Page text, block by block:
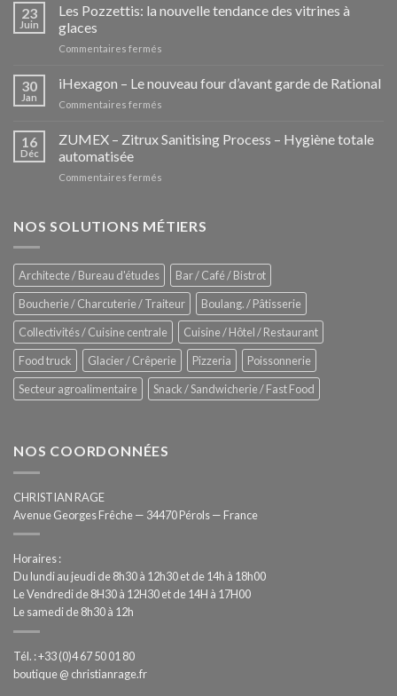
23
Juin
Les Pozzettis: la nouvelle tendance des vitrines à
glaces
Commentaires fermés
Pozzettis:
la
des
30
Jan
iHexagon – Le nouveau four d’avant garde de Rational
Commentaires fermés
–
Le
de
16
Déc
ZUMEX – Zitrux Sanitising Process – Hygiène totale
automatisée
Commentaires fermés
Zitrux
–
Hygiène
totale
automatisée
NOS SOLUTIONS MÉTIERS
Architecte / Bureau d'études
Bar / Café / Bistrot
Boucherie / Charcuterie / Traiteur
Boulang. / Pâtisserie
Collectivités / Cuisine centrale
Cuisine / Hôtel / Restaurant
Food truck
Glacier / Crêperie Pizzeria
Poissonnerie
Secteur agroalimentaire
Snack / Sandwicherie / Fast Food
NOS COORDONNÉES
CHRISTIAN RAGE
Avenue Georges Frêche — 34470 Pérols — France
Horaires :
Du lundi au jeudi de 8h30 à 12h30 et de 14h à 18h00
Le Vendredi de 8H30 à 12H30 et de 14H à 17H00
Le samedi de 8h30 à 12h
Tél. : +33 (0)4 67 50 01 80
boutique @ christianrage.fr